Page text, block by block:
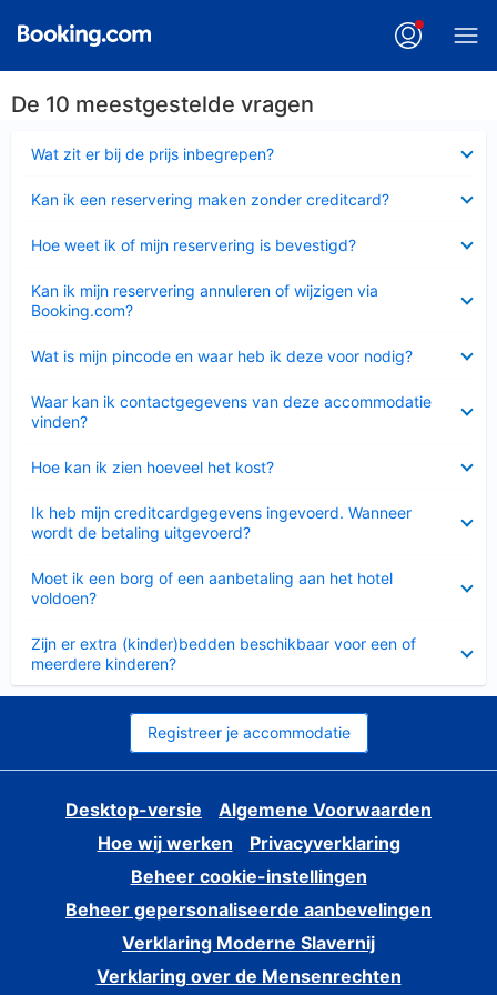
De 10 meestgestelde vragen
Wat zit er bij de prijs inbegrepen?
Kan ik een reservering maken zonder creditcard?
Hoe weet ik of mijn reservering is bevestigd?
Kan ik mijn reservering annuleren of wijzigen via
Booking.com?
Wat is mijn pincode en waar heb ik deze voor nodig?
Waar kan ik contactgegevens van deze accommodatie
vinden?
Hoe kan ik zien hoeveel het kost?
Ik heb mijn creditcardgegevens ingevoerd. Wanneer
wordt de betaling uitgevoerd?
Moet ik een borg of een aanbetaling aan het hotel
voldoen?
Zijn er extra (kinder)bedden beschikbaar voor een of
meerdere kinderen?
Registreer je accommodatie
Desktop-versie
Algemene Voorwaarden
Hoe wij werken
Privacyverklaring
Beheer cookie-instellingen
Beheer gepersonaliseerde aanbevelingen
Verklaring Moderne Slavernij
Verklaring over de Mensenrechten